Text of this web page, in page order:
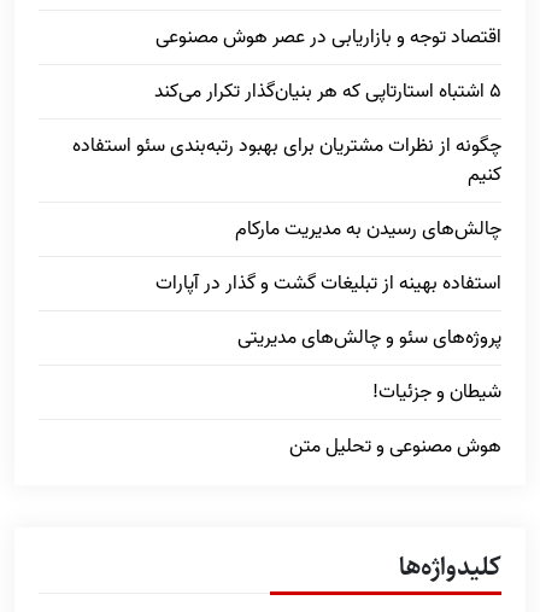
اقتصاد توجه و بازاریابی در عصر هوش مصنوعی
5 اشتباه استارتاپی که هر بنیان‌گذار تکرار می‌کند
چگونه از نظرات مشتریان برای بهبود رتبه‌بندی سئو استفاده
کنیم
چالش‌های رسیدن به مدیریت مارکام
استفاده بهینه از تبلیغات گشت و گذار در آپارات
پروژه‌های سئو و چالش‌های مدیریتی
شیطان و جزئیات!
هوش مصنوعی و تحلیل متن
کلیدواژه‌ها